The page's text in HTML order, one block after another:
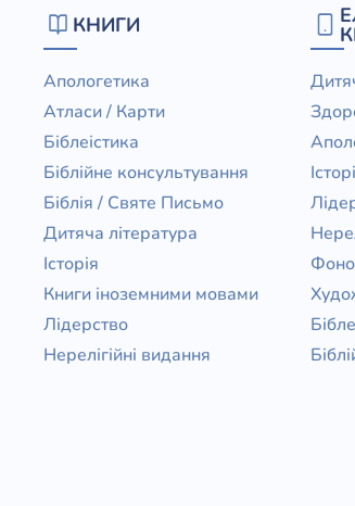
Новинки
Свіжі надходження, актуальна
література та нові автори на нашій
полиці.
КНИГИ
Апологетика
Атласи / Карти
Біблеістика
Біблійне консультування
Біблія / Святе Письмо
Дитяча література
Історія
Книги іноземними мовами
Лідерство
Нерелігійні видання